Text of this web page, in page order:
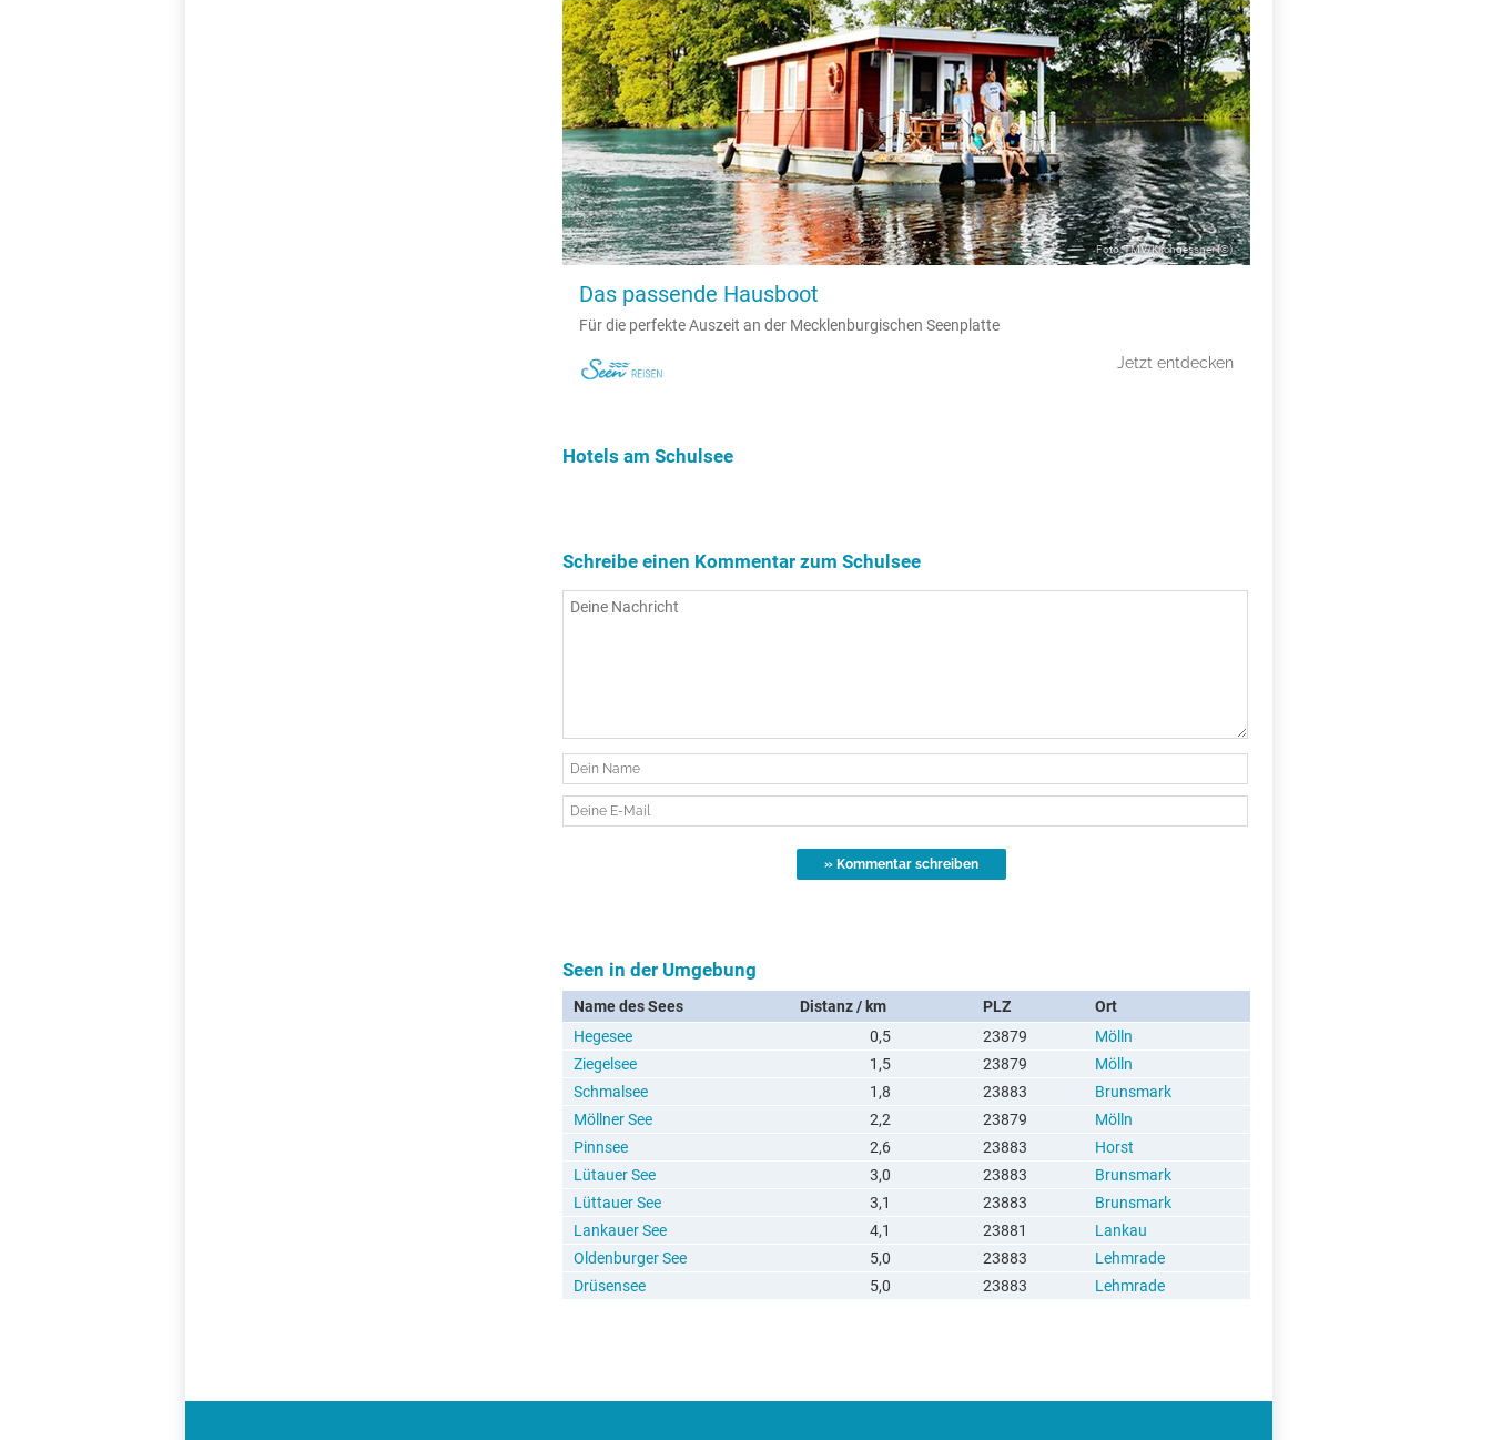
Foto: TMV/Kirchgessner (©)
Das passende Hausboot
Für die perfekte Auszeit an der Mecklenburgischen Seenplatte
Jetzt entdecken
Hotels am Schulsee
Schreibe einen Kommentar zum Schulsee
Seen in der Umgebung
Name des Sees Distanz / km PLZ
Ort
Hegesee
0,5 23879
Mölln
Ziegelsee
1,5 23879
Mölln
Schmalsee
1,8 23883
Brunsmark
Möllner See
2,2 23879
Mölln
Pinnsee
2,6 23883
Horst
Lütauer See
3,0 23883
Brunsmark
Lüttauer See
3,1 23883
Brunsmark
Lankauer See
4,1 23881
Lankau
Oldenburger See
5,0 23883
Lehmrade
Drüsensee
5,0 23883 Lehmrade